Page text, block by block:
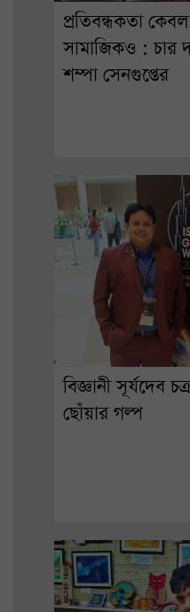
প্রতিবন্ধকতা
সামাজিকও : চার
শম্পা সেনগুপ্তের
বিজ্ঞানী সূর্যদেব
ছোঁয়ার গল্প